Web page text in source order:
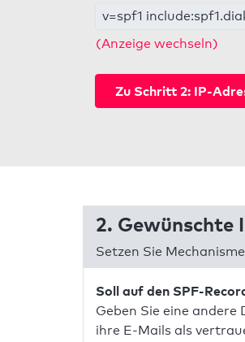
v=spf1
(Anzeige wechseln)
Zu Schritt 2: IP-
2. Gewünschte
Setzen Sie
Soll auf den SPF-
Geben Sie eine andere
ihre E-Mails als